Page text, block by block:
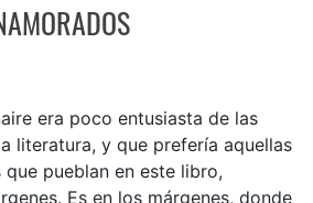
era poco entusiasta de las
literatura, y que prefería aquellas
pueblan en este libro,
Es en los márgenes, donde